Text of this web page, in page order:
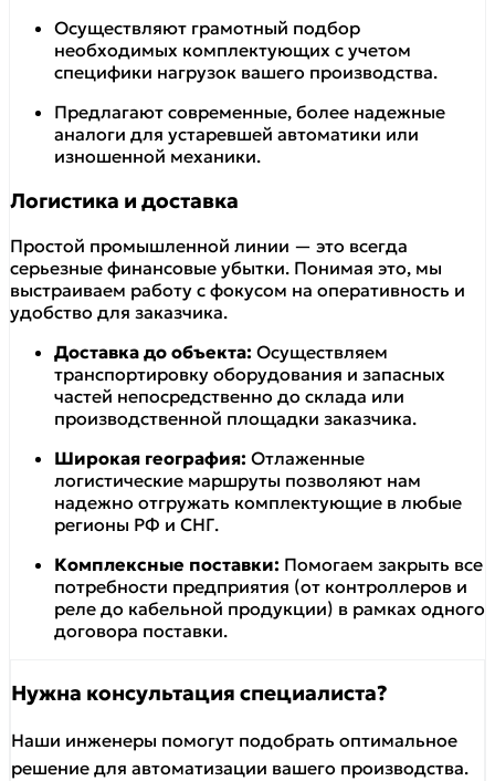
Осуществляют грамотный подбор
необходимых комплектующих с учетом
специфики нагрузок вашего производства.
Предлагают современные, более надежные
аналоги для устаревшей автоматики или
изношенной механики.
Логистика и доставка
Простой промышленной линии — это всегда
серьезные финансовые убытки. Понимая это, мы
выстраиваем работу с фокусом на оперативность и
удобство для заказчика.
Доставка до объекта: Осуществляем
транспортировку оборудования и запасных
частей непосредственно до склада или
производственной площадки заказчика.
Широкая география: Отлаженные
логистические маршруты позволяют нам
надежно отгружать комплектующие в любые
регионы РФ и СНГ.
Комплексные поставки: Помогаем закрыть все
потребности предприятия (от контроллеров и
реле до кабельной продукции) в рамках одного
договора поставки.
Нужна консультация специалиста?
Наши инженеры помогут подобрать оптимальное
решение для автоматизации вашего производства.